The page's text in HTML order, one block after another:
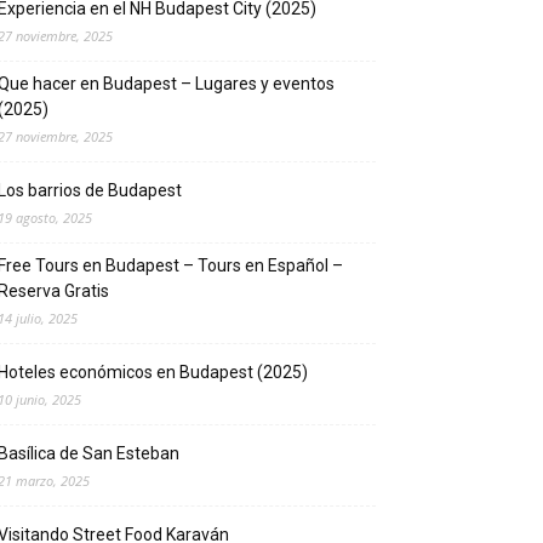
en el NH Budapest City (2025)
noviembre, 2025
hacer en Budapest – Lugares y eventos
noviembre, 2025
barrios de Budapest
agosto, 2025
Tours en Budapest – Tours en Español –
Gratis
julio, 2025
económicos en Budapest (2025)
junio, 2025
de San Esteban
marzo, 2025
Street Food Karaván